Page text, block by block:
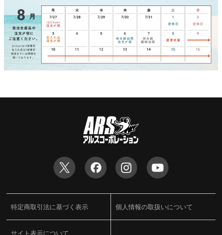
特定商取引法に基づく表示 個人情報の取扱いについて
サイト表示について